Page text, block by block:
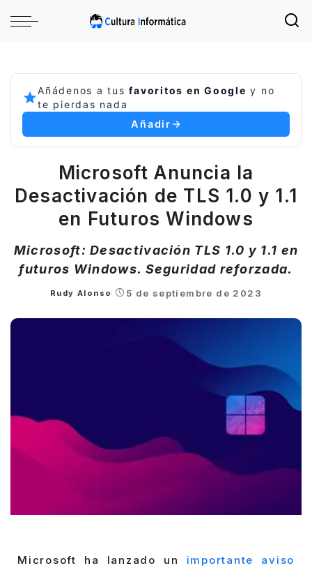
Añádenos a tusfavoritos en Google y no
te pierdas nada
Añadir
Microsoft Anuncia la
Desactivación de TLS 1.0 y 1.1
en Futuros Windows
Microsoft: Desactivación TLS 1.0 y 1.1 en
futuros Windows. Seguridad reforzada.
Posted
Rudy Alonso 5 de septiembre de 2023
Microsoft ha lanzado un importante aviso